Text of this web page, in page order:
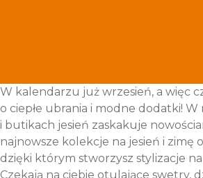
W kalendarzu już wrzesień, a więc
o ciepłe ubrania i modne dodatki! W
i butikach jesień zaskakuje
najnowsze kolekcje na jesień i zimę
dzięki którym stworzysz stylizacje
Czekają na ciebie otulające swetry,